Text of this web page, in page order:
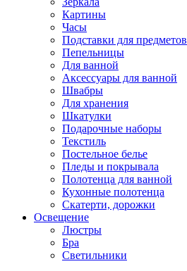
Картины
Часы
Подставки для предметов
Пепельницы
Для ванной
Аксессуары для ванной
Швабры
Для хранения
Шкатулки
Подарочные наборы
Текстиль
Постельное белье
Пледы и покрывала
Полотенца для ванной
Кухонные полотенца
Скатерти, дорожки
Освещение
Люстры
Бра
Светильники